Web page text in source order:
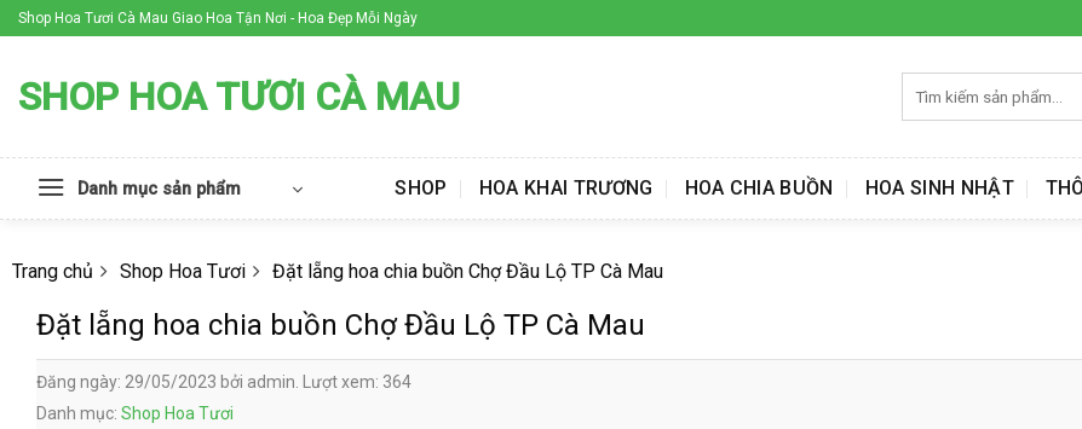
Skip
to
Shop Hoa Tươi Cà Mau Giao Hoa Tận Nơi - Hoa Đẹp Mỗi Ngày
SHOP HOA TƯƠI CÀ MAU
kiếm:
Danh mục sản phẩm SHOP HOA KHAI TRƯƠNG HOA CHIA BUỒN HOA SINH NHẬT
Trang chủ Shop Hoa Tươi Đặt lẵng hoa chia buồn Chợ Đầu Lộ TP Cà Mau
Đặt lẵng hoa chia buồn Chợ Đầu Lộ TP Cà Mau
Đăng ngày: 29/05/2023 bởi admin. Lượt xem: 364
Danh mục: Shop Hoa Tươi